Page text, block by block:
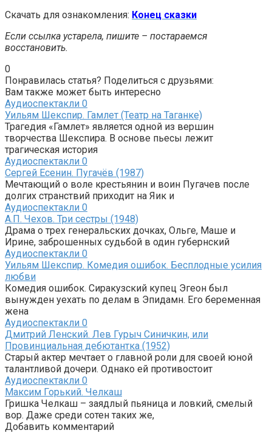
Скачать для ознакомления: Конец сказки
Если ссылка устарела, пишите – постараемся
восстановить.
0
Понравилась статья? Поделиться с друзьями:
Вам также может быть интересно
Аудиоспектакли 0
Уильям Шекспир. Гамлет (Театр на Таганке)
Трагедия «Гамлет» является одной из вершин
творчества Шекспира. В основе пьесы лежит
трагическая история
Аудиоспектакли 0
Сергей Есенин. Пугачёв (1987)
Мечтающий о воле крестьянин и воин Пугачев после
долгих странствий приходит на Яик и
Аудиоспектакли 0
А.П. Чехов. Три сестры (1948)
Драма о трех генеральских дочках, Ольге, Маше и
Ирине, заброшенных судьбой в один губернский
Аудиоспектакли 0
Уильям Шекспир. Комедия ошибок. Бесплодные усилия
любви
Комедия ошибок. Сиракузский купец Эгеон был
вынужден уехать по делам в Эпидамн. Его беременная
жена
Аудиоспектакли 0
Дмитрий Ленский. Лев Гурыч Синичкин, или
Провинциальная дебютантка (1952)
Старый актер мечтает о главной роли для своей юной
талантливой дочери. Однако ей противостоит
Аудиоспектакли 0
Максим Горький. Челкаш
Гришка Челкаш – заядлый пьяница и ловкий, смелый
вор. Даже среди сотен таких же,
Добавить комментарий